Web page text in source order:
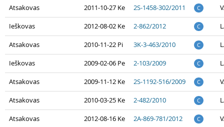
Atsakovas 2011-10-27 Ke 2S-1458-302/2011 C
Ieškovas 2012-08-02 Ke 2-862/2012 C
Atsakovas 2010-11-22 Pi 3K-3-463/2010 C
Ieškovas 2009-02-06 Pe 2-103/2009 C
Atsakovas 2009-11-12 Ke 2S-1192-516/2009 C
Atsakovas 2010-03-25 Ke 2-482/2010 C
Atsakovas 2012-08-16 Ke 2A-869-781/2012 C